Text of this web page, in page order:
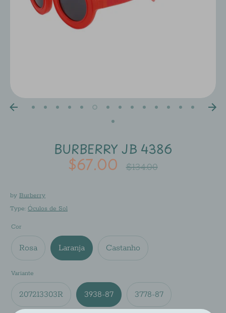
BURBERRY JB 4386
$67.00
Regular
$134.00
by Burberry
Type: Óculos de Sol
Cor
Rosa Laranja Castanho
Variante
207213303R 3938-87 3778-87